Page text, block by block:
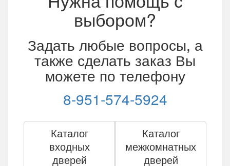
выбором?
Задать любые вопросы, а
также сделать заказ Вы
можете по телефону
8-951-574-5924
Каталог
входных
дверей
Каталог
межкомнатных
дверей